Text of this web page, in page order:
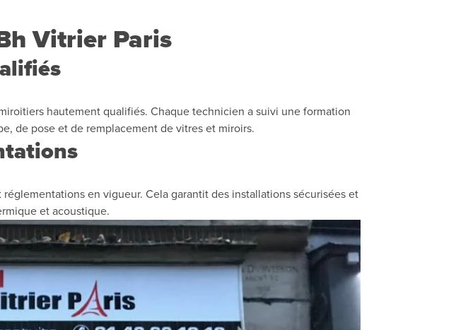
Vitrier Paris
hautement qualifiés. Chaque technicien a suivi une formation
de pose et de remplacement de vitres et miroirs.
en vigueur. Cela garantit des installations sécurisées et
et acoustique.